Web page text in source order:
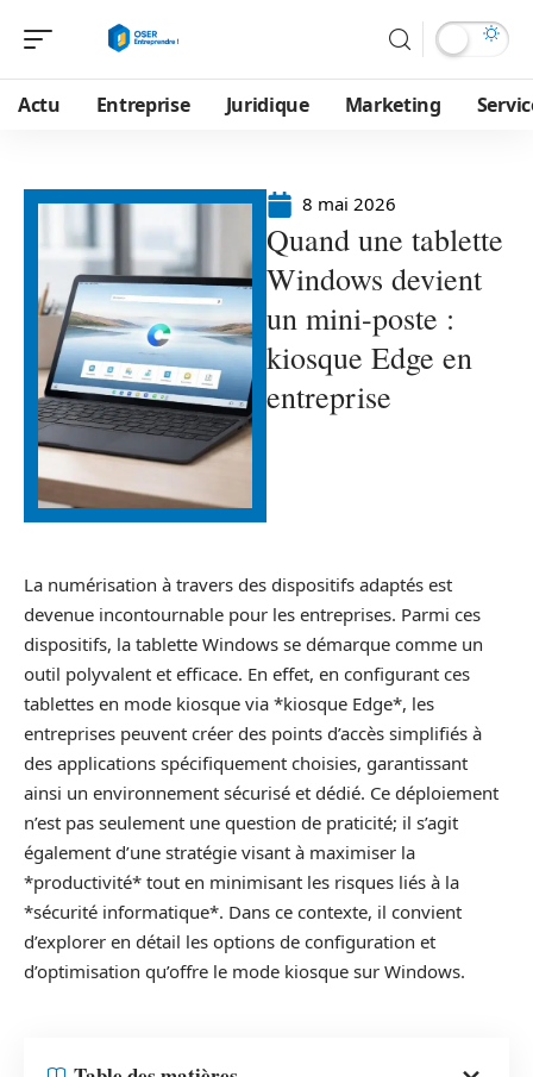
Actu Entreprise Juridique Marketing
8 mai 2026
Quand une tablette
Windows devient
un mini-poste :
kiosque Edge en
entreprise
La numérisation à travers des dispositifs adaptés est
devenue incontournable pour les entreprises. Parmi ces
dispositifs, la tablette Windows se démarque comme un
outil polyvalent et efficace. En effet, en configurant ces
tablettes en mode kiosque via *kiosque Edge*, les
entreprises peuvent créer des points d’accès simplifiés à
des applications spécifiquement choisies, garantissant
ainsi un environnement sécurisé et dédié. Ce déploiement
n’est pas seulement une question de praticité; il s’agit
également d’une stratégie visant à maximiser la
*productivité* tout en minimisant les risques liés à la
*sécurité informatique*. Dans ce contexte, il convient
d’explorer en détail les options de configuration et
d’optimisation qu’offre le mode kiosque sur Windows.